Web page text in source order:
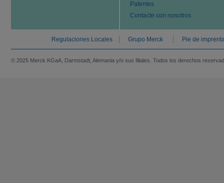
Patentes
Contacte con nosotros
Regulaciones Locales Grupo Merck Pie de
© 2025 Merck KGaA, Darmstadt, Alemania y/o sus filiales. Todos los derechos